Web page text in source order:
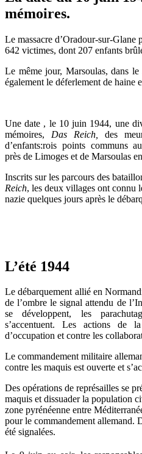
mémoires.
Le massacre d’Oradour-sur-Glane
642 victimes, dont 207 enfants
Le même jour, Marsoulas, dans
également le déferlement de haine
Une date , le 10 juin 1944, une
mémoires, Das Reich,
des
d’enfants:rois points communs
près de Limoges et de Marsoulas
Inscrits sur les parcours des
Reich, les deux villages ont connu
nazie quelques jours après le
L’été 1944
Le débarquement allié en
de l’ombre le signal attendu de
se développent, les
s’accentuent. Les actions de
d’occupation et contre les
Le commandement militaire
contre les maquis est ouverte et
Des opérations de représailles se
maquis et dissuader la population
zone pyrénéenne entre
pour le commandement allemand.
été signalées.